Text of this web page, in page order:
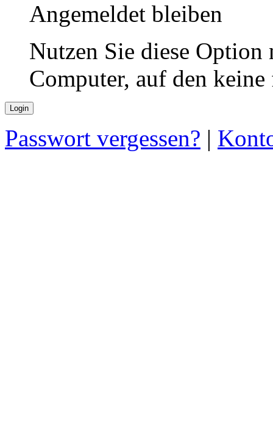
Angemeldet bleiben
Nutzen Sie diese
Computer, auf den
Passwort vergessen? |